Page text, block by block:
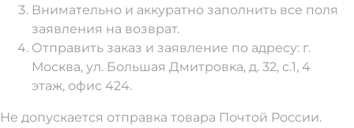
Внимательно и аккуратно заполнить все поля
заявления на возврат.
Отправить заказ и заявление по адресу: г.
Москва, ул. Большая Дмитровка, д. 32, с.1, 4
этаж, офис 424.
Не допускается отправка товара Почтой России.